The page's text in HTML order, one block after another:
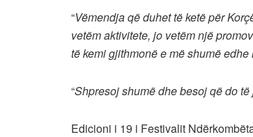
“Vëmendja që duhet të ketë për
vetëm aktivitete, jo vetëm një
të kemi gjithmonë e më shumë
“Shpresoj shumë dhe besoj që do
Edicioni i 19 i Festivalit